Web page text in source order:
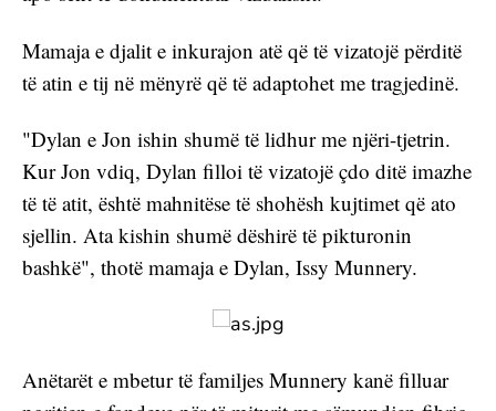
Mamaja e djalit e inkurajon atë që të vizatojë përditë
të atin e tij në mënyrë që të adaptohet me tragjedinë.
"Dylan e Jon ishin shumë të lidhur me njëri-tjetrin.
Kur Jon vdiq, Dylan filloi të vizatojë çdo ditë imazhe
të të atit, është mahnitëse të shohësh kujtimet që ato
sjellin. Ata kishin shumë dëshirë të pikturonin
bashkë", thotë mamaja e Dylan, Issy Munnery.
Anëtarët e mbetur të familjes Munnery kanë filluar